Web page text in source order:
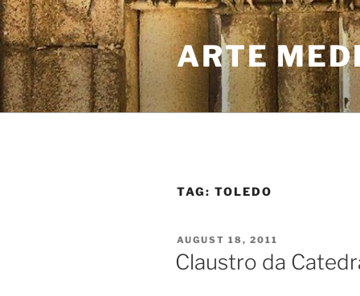
Skip
to
content
ARTE
TAG: TOLEDO
POSTED
ON
AUGUST 18, 2011
Claustro da